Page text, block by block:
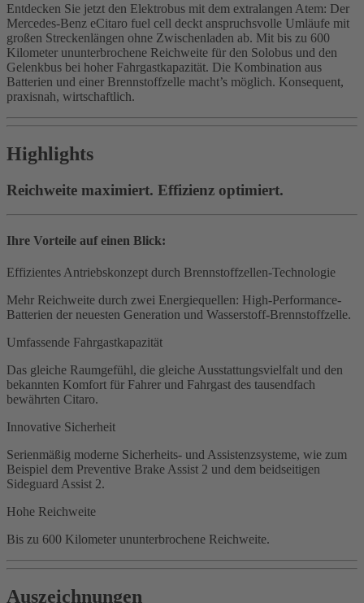
Entdecken Sie jetzt den Elektrobus mit dem extralangen Atem: Der
Mercedes‑Benz eCitaro fuel cell deckt anspruchsvolle Umläufe mit
großen Streckenlängen ohne Zwischenladen ab. Mit bis zu 600
Kilometer ununterbrochene Reichweite für den Solobus und den
Gelenkbus bei hoher Fahrgastkapazität. Die Kombination aus
Batterien und einer Brennstoffzelle macht’s möglich. Konsequent,
praxisnah, wirtschaftlich.
Highlights
Reichweite maximiert. Effizienz optimiert.
Ihre Vorteile auf einen Blick:
Effizientes Antriebskonzept durch Brennstoffzellen-Technologie
Mehr Reichweite durch zwei Energiequellen: High-Performance-
Batterien der neuesten Generation und Wasserstoff-Brennstoffzelle.
Umfassende Fahrgastkapazität
Das gleiche Raumgefühl, die gleiche Ausstattungsvielfalt und den
bekannten Komfort für Fahrer und Fahrgast des tausendfach
bewährten Citaro.
Innovative Sicherheit
Serienmäßig moderne Sicherheits- und Assistenzsysteme, wie zum
Beispiel dem Preventive Brake Assist 2 und dem beidseitigen
Sideguard Assist 2.
Hohe Reichweite
Bis zu 600 Kilometer ununterbrochene Reichweite.
Auszeichnungen